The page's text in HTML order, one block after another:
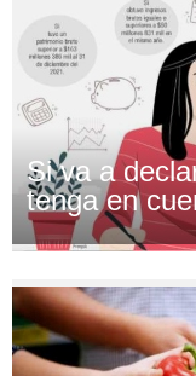
Si va a
tenga en